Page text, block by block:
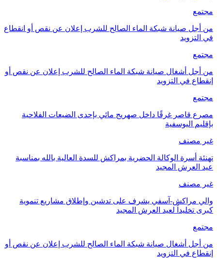
مجتمع
من أجل صيانة شبكة الماء الصالح للشرب إعلان عن نقص أو انقطاع
في التزويد
مجتمع
من أجل أشغال صيانة شبكة الماء الصالح للشرب إعلان عن نقص أو
إنقطاع في التزويد
مجتمع
مصرع قاصر غرقًا داخل صهريج مائي بإحدى الضيعات الفلاحية
بإقليم اليوسفية
غير مصنف
تهنئة أسرة الوكالة الحضرية بمراكش للسدة العالية بالله بمناسبة
عيد العرش المجيد
غير مصنف
والي مراكش-آسفي يشرف على تدشين وإطلاق مشاريع تنموية
كبرى تخليداً لعيد العرش المجيد
مجتمع
من أجل أشغال صيانة شبكة الماء الصالح للشرب إعلان عن نقص أو
إنقطاع في التزويد